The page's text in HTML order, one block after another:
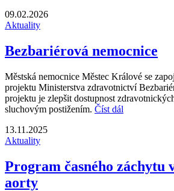
09.02.2026
Aktuality
Bezbariérová nemocnice
Městská nemocnice Městec Králové se
projektu Ministerstva zdravotnictví
projektu je zlepšit dostupnost
sluchovým postižením. Číst dál
13.11.2025
Aktuality
Program časného záchytu
aorty